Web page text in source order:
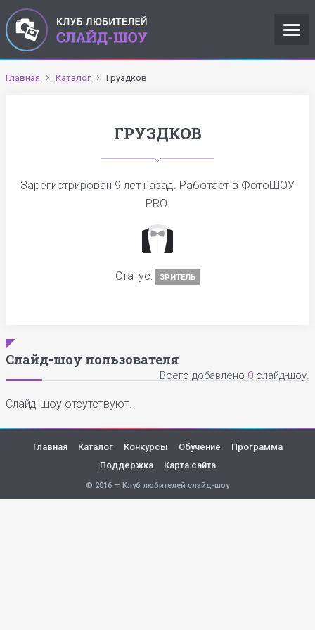
Главная Каталог Груздков
ГРУЗДКОВ
Зарегистрирован 9 лет назад. Работает в ФотоШОУ
PRO.
Статус: ЗРИТЕЛЬ
Слайд-шоу пользователя
Всего добавлено 0 слайд-шоу.
Слайд-шоу отсутствуют.
Главная Каталог Конкурсы Обучение
Программа
Поддержка
Карта сайта
© 2016 — Клуб любителей слайд-шоу